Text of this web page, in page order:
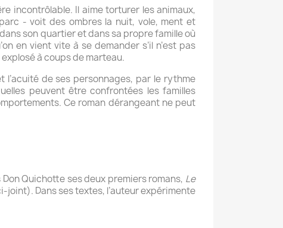
incontrôlable. Il aime torturer les animaux,
- voit des ombres la nuit, vole, ment et
son quartier et dans sa propre famille où
en vient vite à se demander s’il n’est pas
à coups de marteau.
de ses personnages, par le rythme
peuvent être confrontées les familles
Ce roman dérangeant ne peut
Quichotte ses deux premiers romans, Le
joint). Dans ses textes, l’auteur expérimente